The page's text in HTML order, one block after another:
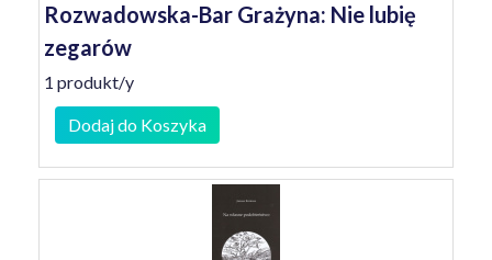
Rozwadowska-Bar Grażyna: Nie lubię
zegarów
1 produkt/y
Dodaj do Koszyka